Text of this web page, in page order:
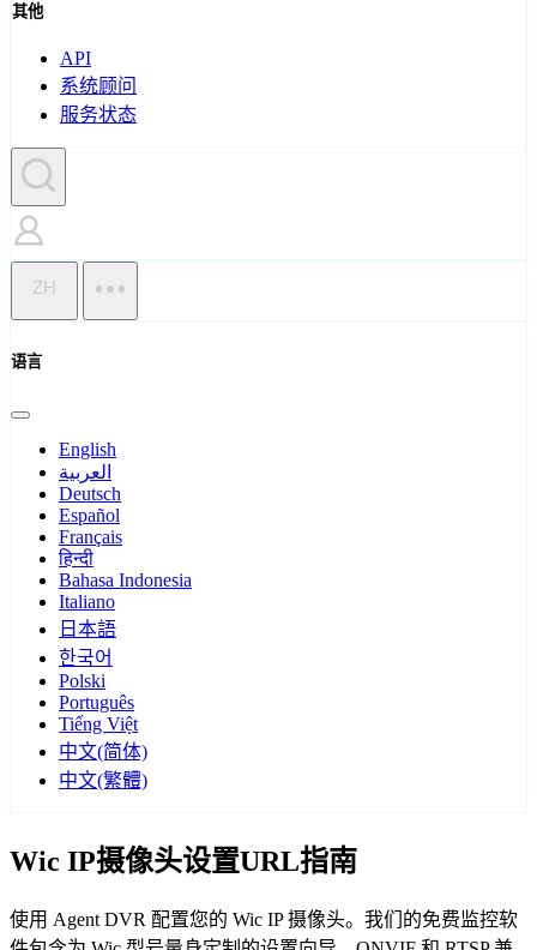
其他
API
系统顾问
服务状态
ZH
语言
English
العربية
Deutsch
Español
Français
हिन्दी
Bahasa Indonesia
Italiano
日本語
한국어
Polski
Português
Tiếng Việt
中文(简体)
中文(繁體)
Wic IP摄像头设置URL指南
使用 Agent DVR 配置您的 Wic IP 摄像头。我们的免费监控软